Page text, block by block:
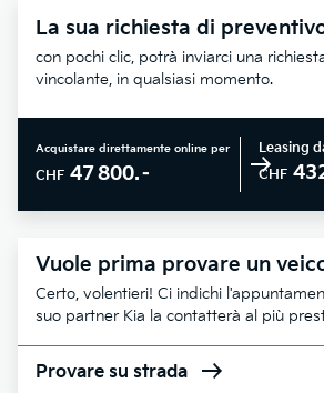
La sua richiesta di
con pochi clic, potrà inviarci una
vincolante, in qualsiasi momento.
Acquistare direttamente online per
CHF 47 800.–
Leasing
CHF
Vuole prima provare un
Certo, volentieri! Ci indichi
suo partner Kia la contatterà al più
Provare su strada